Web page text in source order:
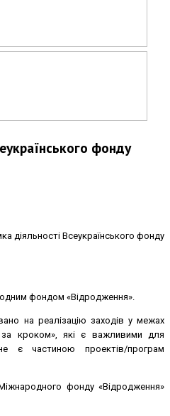
фонду
діяльності Всеукраїнського фонду
фондом «Відродження».
на реалізацію заходів у межах
за кроком», які є важливими для
є частиною проектів/програм
фонду «Відродження»